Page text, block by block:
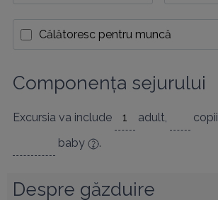
Călătoresc pentru muncă
Componența sejurului
Excursia va include adult, copii
baby
.
Despre găzduire